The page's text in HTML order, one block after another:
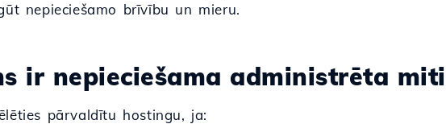
nepieciešamo brīvību un mieru.
ir nepieciešama administrēta
pārvaldītu hostingu, ja: